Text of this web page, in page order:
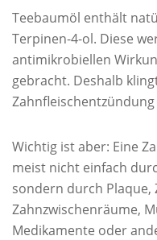
Teebaumöl enthält
Terpinen-4-ol. Diese
antimikrobiellen
gebracht. Deshalb
Wichtig ist aber: Eine
meist nicht einfach
sondern durch Plaque,
Zahnzwischenräume,
Medikamente oder